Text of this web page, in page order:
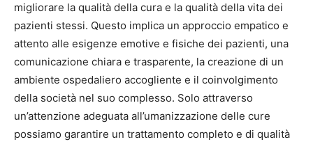
migliorare la qualità della cura e la qualità della vita dei
pazienti stessi. Questo implica un approccio empatico e
attento alle esigenze emotive e fisiche dei pazienti, una
comunicazione chiara e trasparente, la creazione di un
ambiente ospedaliero accogliente e il coinvolgimento
della società nel suo complesso. Solo attraverso
un’attenzione adeguata all’umanizzazione delle cure
possiamo garantire un trattamento completo e di qualità